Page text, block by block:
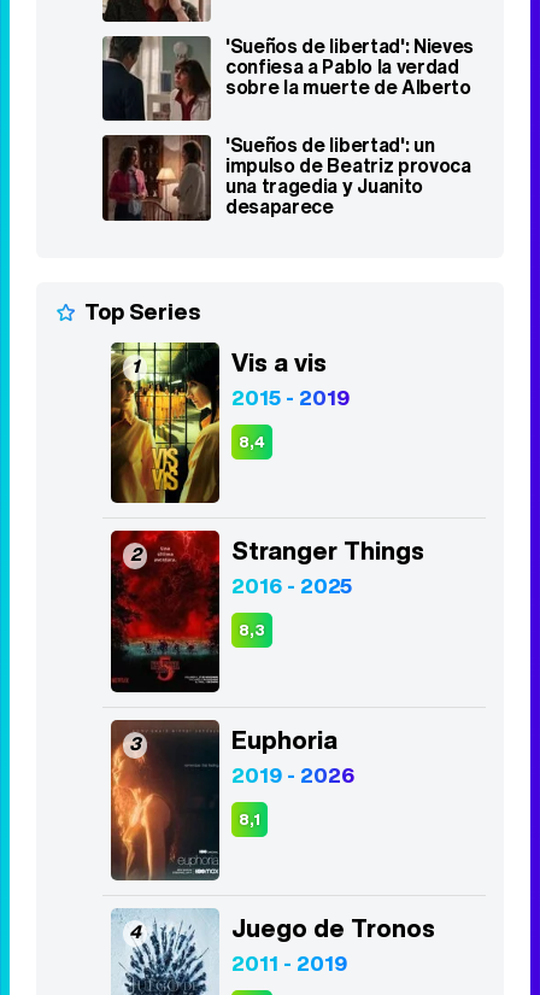
'Sueños de libertad': Nieves
confiesa a Pablo la verdad
sobre la muerte de Alberto
'Sueños de libertad': un
impulso de Beatriz provoca
una tragedia y Juanito
desaparece
Top Series
1 Vis a vis
2015 - 2019
8,4
2 Stranger Things
2016 - 2025
8,3
3 Euphoria
2019 - 2026
8,1
4 Juego de Tronos
2011 - 2019